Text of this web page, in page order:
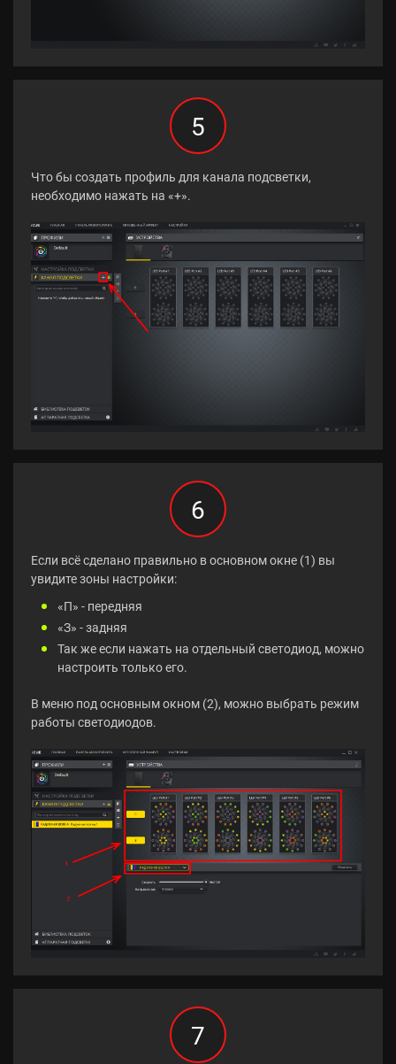
5
Что бы создать профиль для канала подсветки,
необходимо нажать на «+».
6
Если всё сделано правильно в основном окне (1) вы
увидите зоны настройки:
«П» - передняя
«З» - задняя
Так же если нажать на отдельный светодиод, можно
настроить только его.
В меню под основным окном (2), можно выбрать режим
работы светодиодов.
7